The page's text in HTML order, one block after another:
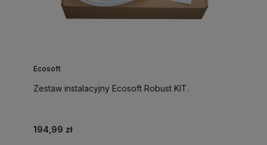
Ecosoft
Zestaw instalacyjny Ecosoft Robust KIT.
194,99 zł